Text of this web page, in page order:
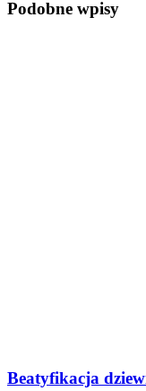
Podobne wpisy
Beatyfikacja